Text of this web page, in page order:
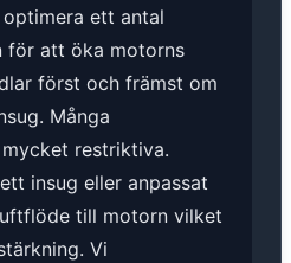
ett antal
för att öka motorns
först och främst om
Många
restriktiva.
insug eller anpassat
till motorn vilket
Vi